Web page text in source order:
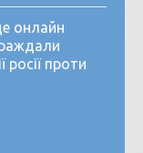
онлайн
росії проти